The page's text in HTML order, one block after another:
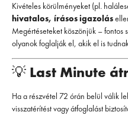
Kivételes körülményeket (pl.
hivatalos, írásos igazolás
Megértéseteket köszönjük – fontos
olyanok foglalják el, akik el is
💡 Last Minute
Ha a részvétel 72 órán belül válik
visszatérítést vagy átfoglalást